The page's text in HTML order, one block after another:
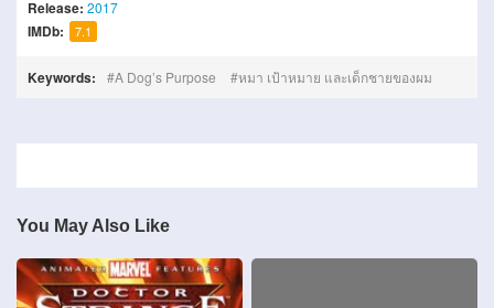
Release: 2017
IMDb: 7.1
Keywords: A Dog’s Purpose หมา เป้าหมาย และเด็กชายของผม
You May Also Like